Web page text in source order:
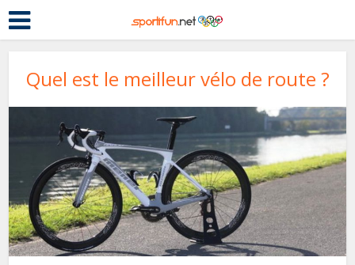
Quel est le meilleur vélo de route ?